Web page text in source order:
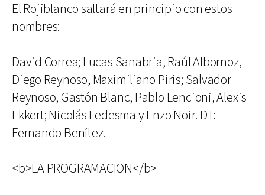
El Rojiblanco saltará en principio con estos
nombres:
David Correa; Lucas Sanabria, Raúl Albornoz,
Diego Reynoso, Maximiliano Piris; Salvador
Reynoso, Gastón Blanc, Pablo Lencioni, Alexis
Ekkert; Nicolás Ledesma y Enzo Noir. DT:
Fernando Benítez.
<b>LA PROGRAMACION</b>